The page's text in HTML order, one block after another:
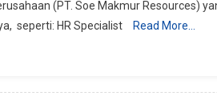
Psikologi
Akuntansi
(PT. Soe Makmur Resources)
seperti: HR Specialist
Read More…